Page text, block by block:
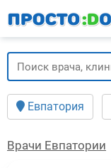
содержанию
Евпатория
Врачи Евпатории